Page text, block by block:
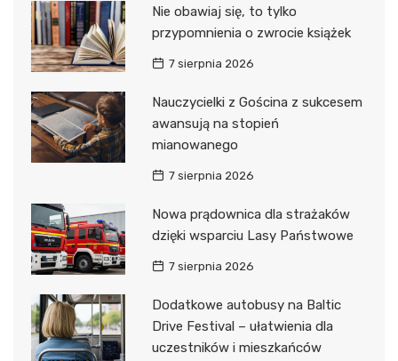
Nie obawiaj się, to tylko
przypomnienia o zwrocie książek
7 sierpnia 2026
Nauczycielki z Gościna z sukcesem
awansują na stopień
mianowanego
7 sierpnia 2026
Nowa prądownica dla strażaków
dzięki wsparciu Lasy Państwowe
7 sierpnia 2026
Dodatkowe autobusy na Baltic
Drive Festival – ułatwienia dla
uczestników i mieszkańców